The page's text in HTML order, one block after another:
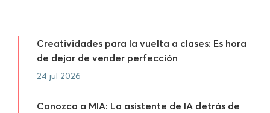
Creatividades para la vuelta a clases: Es hora
de dejar de vender perfección
24 jul 2026
Conozca a MIA: La asistente de IA detrás de